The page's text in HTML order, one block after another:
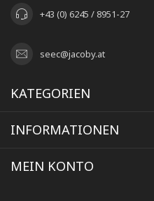
+43 (0) 6245 / 8951-27
seec@jacoby.at
KATEGORIEN
INFORMATIONEN
MEIN KONTO